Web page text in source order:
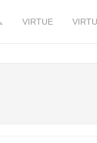
VIRTUE